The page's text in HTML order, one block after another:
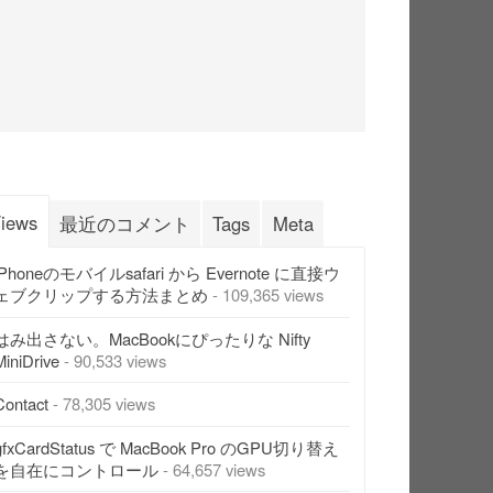
最近のコメント Tags Meta
のモバイルsafari から Evernote に直接ウ
ブクリップする方法まとめ - 109,365 views
み出さない。MacBookにぴったりな Nifty
- 90,533 views
- 78,305 views
で MacBook Pro のGPU切り替え
自在にコントロール- 64,657 views